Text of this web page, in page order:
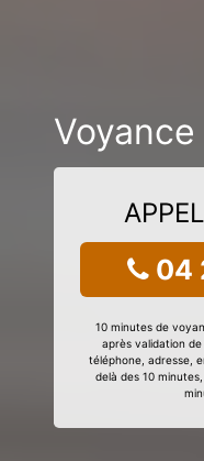
04
10 minutes de
après validation
téléphone, adresse,
delà des 10